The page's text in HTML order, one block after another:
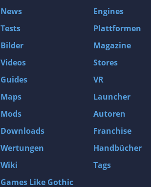
News
Tests
Bilder
Videos
Guides
Maps
Mods
Downloads
Wertungen
Wiki
Games Like Gothic
Engines
Plattformen
Magazine
Stores
VR
Launcher
Autoren
Franchise
Handbücher
Tags